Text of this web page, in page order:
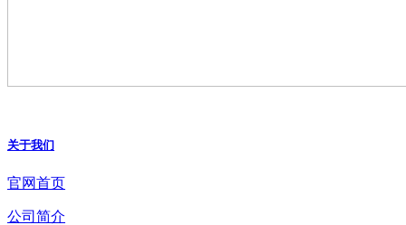
关于我们
官网首页
公司简介